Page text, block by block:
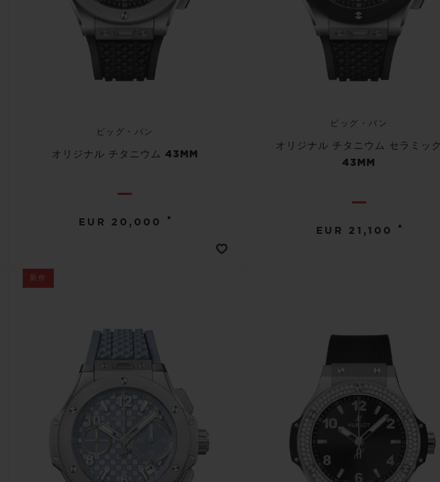
ビッグ・バン
オリジナル チタニウム 43MM
EUR 20,000 •
ビッグ・バン
オリジナル チタニウム セラミック
43MM
EUR 21,100 •
新作